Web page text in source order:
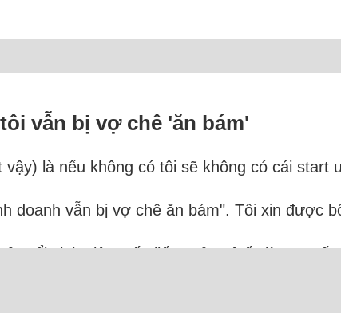
vẫn bị vợ chê 'ăn bám'
là nếu không có tôi sẽ không có cái start
doanh vẫn bị vợ chê ăn bám". Tôi xin được
tuổi sinh viên, vốn liếng của cô ấy là con số